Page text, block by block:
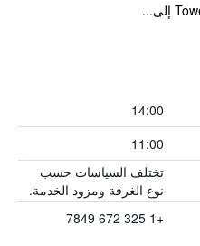
14:00
11:00
تختلف السياسات حسب
نوع الغرفة ومزود الخدمة.
+1 325 672 7849